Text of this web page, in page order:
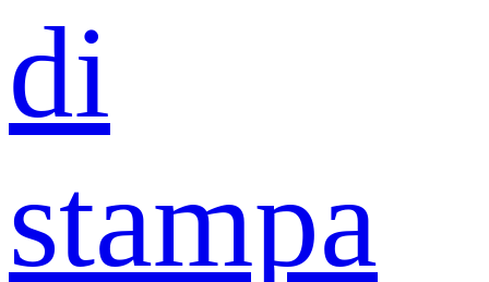
di
stampa